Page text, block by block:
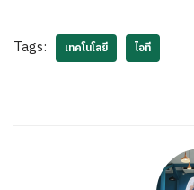
Tags: เทคโนโลยี ไอที